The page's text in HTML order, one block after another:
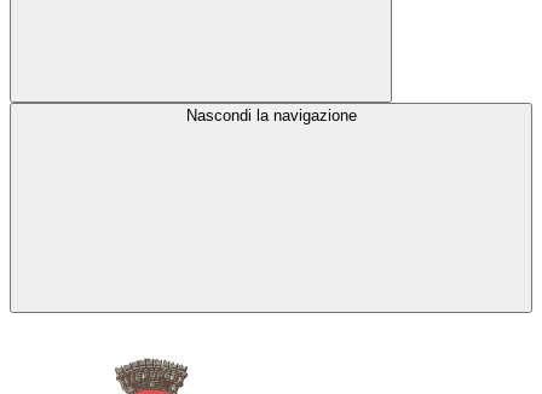
Nascondi la navigazione